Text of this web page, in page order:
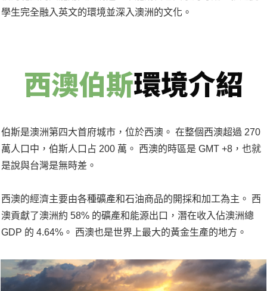
學生完全融入英文的環境並深入澳洲的文化。
西澳伯斯環境介紹
伯斯是澳洲第四大首府城市，位於西澳。 在整個西澳超過 270
萬人口中，伯斯人口占 200 萬。 西澳的時區是 GMT +8，也就
是說與台灣是無時差。
西澳的經濟主要由各種礦產和石油商品的開採和加工為主。 西
澳貢獻了澳洲約 58% 的礦產和能源出口，潛在收入佔澳洲總
GDP 的 4.64%。 西澳也是世界上最大的黃金生產的地方。